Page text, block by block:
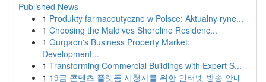
Published News
1 Produkty farmaceutyczne w Polsce: Aktualny ryne...
1 Choosing the Maldives Shoreline Residenc...
1 Gurgaon's Business Property Market:
Development...
1 Transforming Commercial Buildings with Expert S...
1 19금 콘텐츠 플랫폼 시청자를 위한 인터넷 방송 안내